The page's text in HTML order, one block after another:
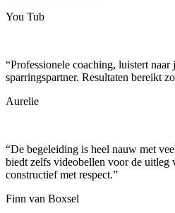
You Tub
“Professionele coaching, luistert naar
sparringspartner. Resultaten bereikt
Aurelie
“De begeleiding is heel nauw met
biedt zelfs videobellen voor de uitleg
constructief met respect.”
Finn van Boxsel